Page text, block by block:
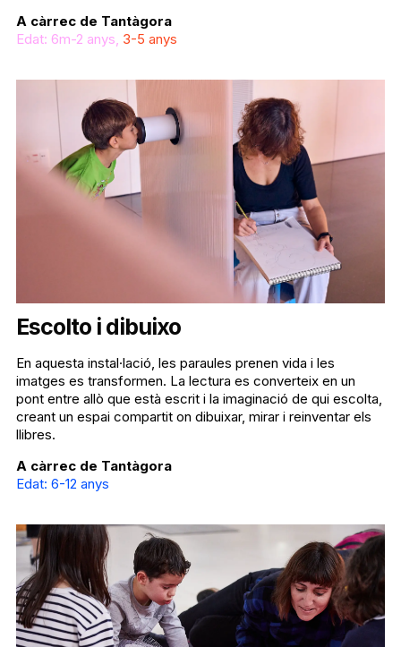
A càrrec de Tantàgora
Edat: 6m-2 anys, 3-5 anys
Escolto i dibuixo
En aquesta instal·lació, les paraules prenen vida i les
imatges es transformen. La lectura es converteix en un
pont entre allò que està escrit i la imaginació de qui escolta,
creant un espai compartit on dibuixar, mirar i reinventar els
llibres.
A càrrec de Tantàgora
Edat: 6-12 anys